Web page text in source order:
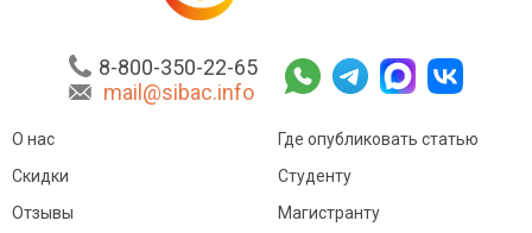
8-800-350-22-65
mail@sibac.info
О нас
Скидки
Отзывы
Где опубликовать статью
Студенту
Магистранту